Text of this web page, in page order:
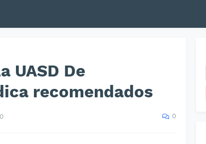
UASD De
recomendados
0